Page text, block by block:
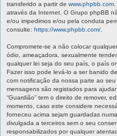
transferido a partir de www.phpbb.com
através da Internet. O Grupo phpBB
e/ou impedimos e/ou pela conduta
consulte: https://www.phpbb.com/
Compromete-se a não colocar
ódio, ameaçadora, sexualmente
qualquer lei seja do seu país, o país
Fazer isso pode levá-lo a ser banido
com notificação da nossa parte ao
mensagens são registados para
“Guardião” tem o direito de remover,
momento, caso este considere
forneceu acima sejam guardadas
divulgada a terceiros sem o seu
responsabilizados por qualquer